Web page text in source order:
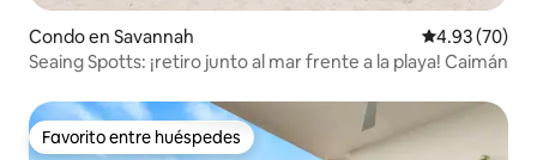
Condo en Savannah Calificación
4.93 (70)
Seaing Spotts: ¡retiro junto al mar frente a la playa! Caimán
Favorito entre huéspedes
Favorito entre huéspedes